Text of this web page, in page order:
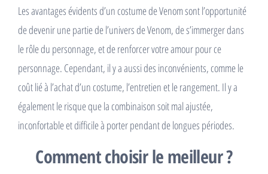
Les avantages évidents d’un costume de Venom sont l’opportunité
de devenir une partie de l’univers de Venom, de s’immerger dans
le rôle du personnage, et de renforcer votre amour pour ce
personnage. Cependant, il y a aussi des inconvénients, comme le
coût lié à l’achat d’un costume, l’entretien et le rangement. Il y a
également le risque que la combinaison soit mal ajustée,
inconfortable et difficile à porter pendant de longues périodes.
Comment choisir le meilleur ?